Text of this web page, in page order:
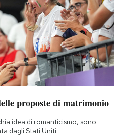
proposte di matrimonio
idea di romanticismo, sono
dagli Stati Uniti